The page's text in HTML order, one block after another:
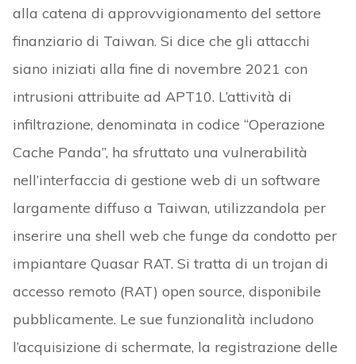
alla catena di approvvigionamento del settore
finanziario di Taiwan. Si dice che gli attacchi
siano iniziati alla fine di novembre 2021 con
intrusioni attribuite ad APT10. L’attività di
infiltrazione, denominata in codice “Operazione
Cache Panda”, ha sfruttato una vulnerabilità
nell’interfaccia di gestione web di un software
largamente diffuso a Taiwan, utilizzandola per
inserire una shell web che funge da condotto per
impiantare Quasar RAT. Si tratta di un trojan di
accesso remoto (RAT) open source, disponibile
pubblicamente. Le sue funzionalità includono
l’acquisizione di schermate, la registrazione delle